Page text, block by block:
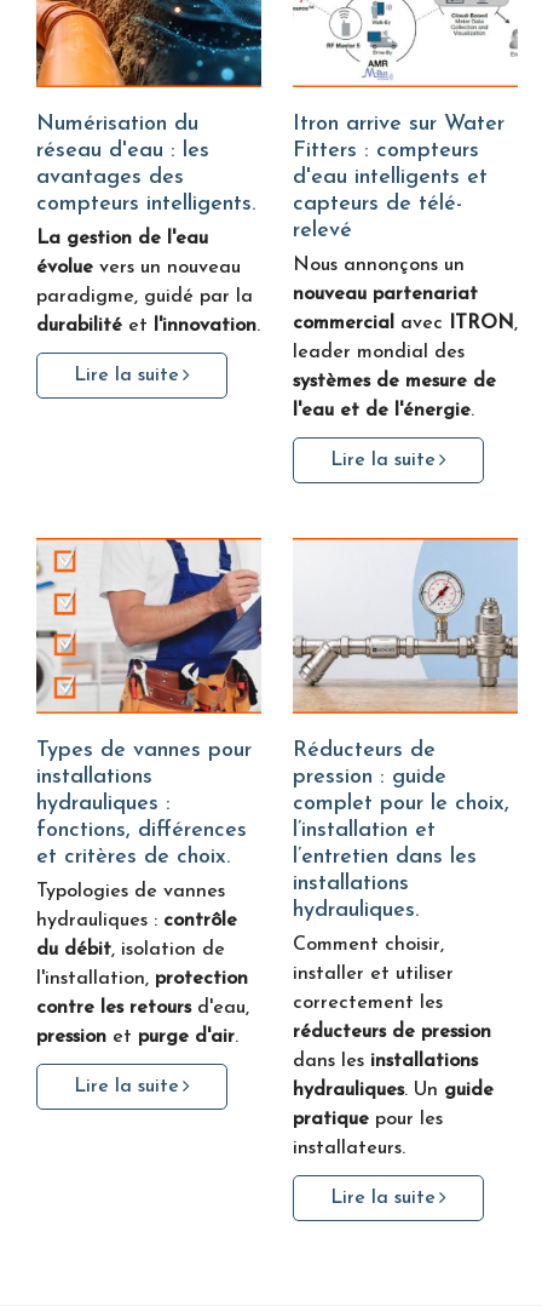
Numérisation du
réseau d'eau : les
avantages des
compteurs intelligents.
La gestion de l'eau
évolue vers un nouveau
paradigme, guidé par la
durabilité et l'innovation.
Lire la suite
Itron arrive sur Water
Fitters : compteurs
d'eau intelligents et
capteurs de télé-
relevé
Nous annonçons un
nouveau partenariat
commercial
avec ITRON,
leader mondial des
systèmes de mesure de
l'eau et de l'énergie.
Lire la suite
Types de vannes pour
installations
hydrauliques :
fonctions, différences
et critères de choix.
Typologies de vannes
hydrauliques : contrôle
du débit, isolation de
l'installation, protection
contre les retoursd'eau,
pression et purge d'air.
Lire la suite
Réducteurs de
pression : guide
complet pour le choix,
l’installation et
l’entretien dans les
installations
hydrauliques.
Comment choisir,
installer et utiliser
correctement les
réducteurs de pression
dans les installations
hydrauliques. Un guide
pratique pour les
installateurs.
Lire la suite